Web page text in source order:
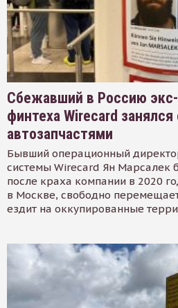
Сбежавший в Россию экс-
финтеха Wirecard
автозапчастями
Бывший операционный
системы Wirecard Ян Марсалек
после краха компании в 2020
в Москве, свободно
ездит на оккупированные